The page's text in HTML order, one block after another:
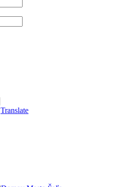
Translate